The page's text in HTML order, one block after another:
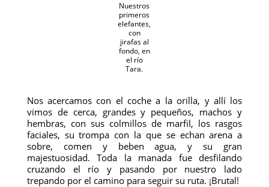
Nuestros
primeros
elefantes,
con
jirafas al
fondo, en
el río
Tara.
Nos acercamos con el coche a la orilla, y allí los
vimos de cerca, grandes y pequeños, machos y
hembras, con sus colmillos de marfil, los rasgos
faciales, su trompa con la que se echan arena a
sobre, comen y beben agua, y su gran
majestuosidad. Toda la manada fue desfilando
cruzando el río y pasando por nuestro lado
trepando por el camino para seguir su ruta. ¡Brutal!